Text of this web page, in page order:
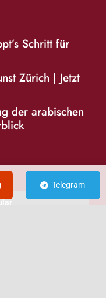
Schritt für
Zürich | Jetzt
der arabischen
Telegram